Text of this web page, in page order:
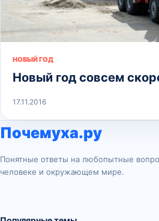
НОВЫЙ ГОД
Новый год совсем
17.11.2016
Почемуха.ру
Понятные ответы на любопытные
человеке и окружающем мире.